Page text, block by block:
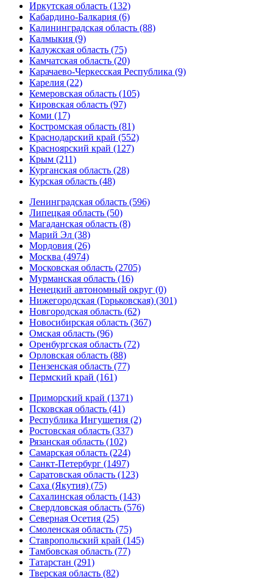
Иркутская область (132)
Кабардино-Балкария (6)
Калининградская область (88)
Калмыкия (9)
Калужская область (75)
Камчатская область (20)
Карачаево-Черкесская Республика (9)
Карелия (22)
Кемеровская область (105)
Кировская область (97)
Коми (17)
Костромская область (81)
Краснодарский край (552)
Красноярский край (127)
Крым (211)
Курганская область (28)
Курская область (48)
Ленинградская область (596)
Липецкая область (50)
Магаданская область (8)
Марий Эл (38)
Мордовия (26)
Москва (4974)
Московская область (2705)
Мурманская область (16)
Ненецкий автономный округ (0)
Нижегородская (Горьковская) (301)
Новгородская область (62)
Новосибирская область (367)
Омская область (96)
Оренбургская область (72)
Орловская область (88)
Пензенская область (77)
Пермский край (161)
Приморский край (1371)
Псковская область (41)
Республика Ингушетия (2)
Ростовская область (337)
Рязанская область (102)
Самарская область (224)
Санкт-Петербург (1497)
Саратовская область (123)
Саха (Якутия) (75)
Сахалинская область (143)
Свердловская область (576)
Северная Осетия (25)
Смоленская область (75)
Ставропольский край (145)
Тамбовская область (77)
Татарстан (291)
Тверская область (82)